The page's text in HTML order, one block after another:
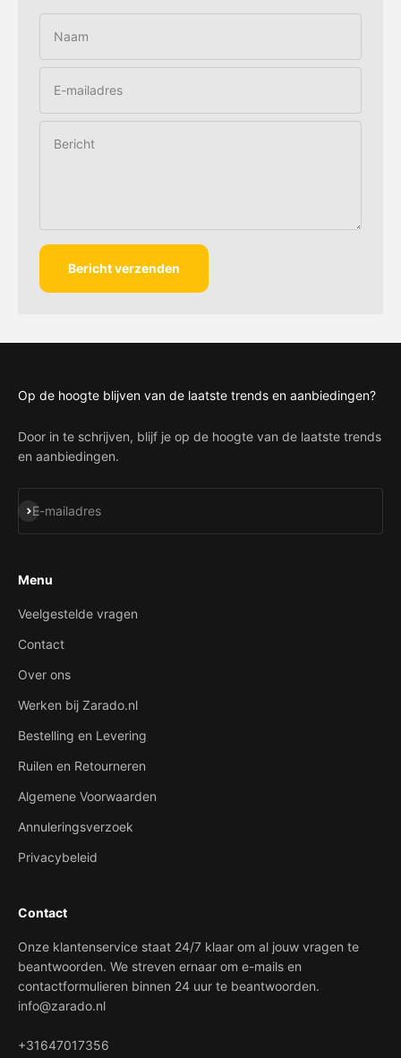
Naam
E-mailadres
Bericht
Bericht verzenden
Op de hoogte blijven van de laatste trends en aanbiedingen?
Door in te schrijven, blijf je op de hoogte van de laatste trends
en aanbiedingen.
E-mailadres
Abonneren
Menu
Veelgestelde vragen
Contact
Over ons
Werken bij Zarado.nl
Bestelling en Levering
Ruilen en Retourneren
Algemene Voorwaarden
Annuleringsverzoek
Privacybeleid
Contact
Onze klantenservice staat 24/7 klaar om al jouw vragen te
beantwoorden. We streven ernaar om e-mails en
contactformulieren binnen 24 uur te beantwoorden.
info@zarado.nl
+31647017356